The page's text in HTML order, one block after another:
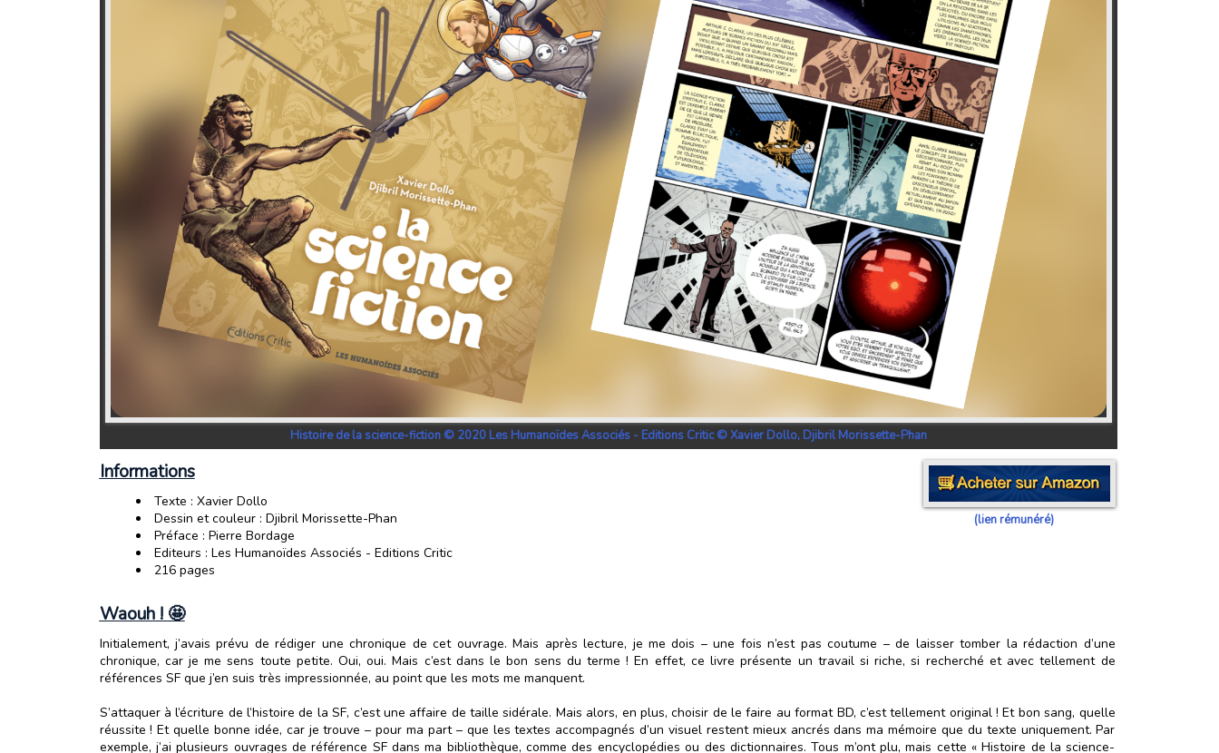
Histoire de la science-fiction © 2020 Les Humanoïdes Associés - Editions Critic © Xavier Dollo, Djibril Morissette-Phan
(lien rémunéré)
Informations
Texte : Xavier Dollo
Dessin et couleur : Djibril Morissette-Phan
Préface : Pierre Bordage
Editeurs : Les Humanoïdes Associés - Editions Critic
216 pages
Waouh ! 🤩
Initialement, j’avais prévu de rédiger une chronique de cet ouvrage. Mais après lecture, je me dois – une fois n’est pas coutume – de laisser tomber la rédaction d’une
chronique, car je me sens toute petite. Oui, oui. Mais c’est dans le bon sens du terme ! En effet, ce livre présente un travail si riche, si recherché et avec tellement de
références SF que j’en suis très impressionnée, au point que les mots me manquent.
S’attaquer à l’écriture de l’histoire de la SF, c’est une affaire de taille sidérale. Mais alors, en plus, choisir de le faire au format BD, c’est tellement original ! Et bon sang, quelle
réussite ! Et quelle bonne idée, car je trouve – pour ma part – que les textes accompagnés d’un visuel restent mieux ancrés dans ma mémoire que du texte uniquement. Par
exemple, j’ai plusieurs ouvrages de référence SF dans ma bibliothèque, comme des encyclopédies ou des dictionnaires. Tous m’ont plu, mais cette « Histoire de la science-